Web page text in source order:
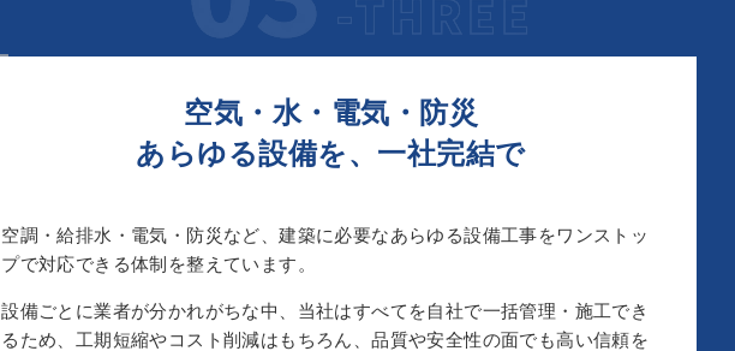
空気・水・電気・防災
あらゆる設備を、一社完結で
空調・給排水・電気・防災など、建築に必要なあらゆる設備工事をワンストッ
プで対応できる体制を整えています。
設備ごとに業者が分かれがちな中、当社はすべてを自社で一括管理・施工でき
るため、工期短縮やコスト削減はもちろん、品質や安全性の面でも高い信頼を